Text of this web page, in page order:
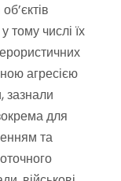
тому числі їх
агресією
зазнали
для
та